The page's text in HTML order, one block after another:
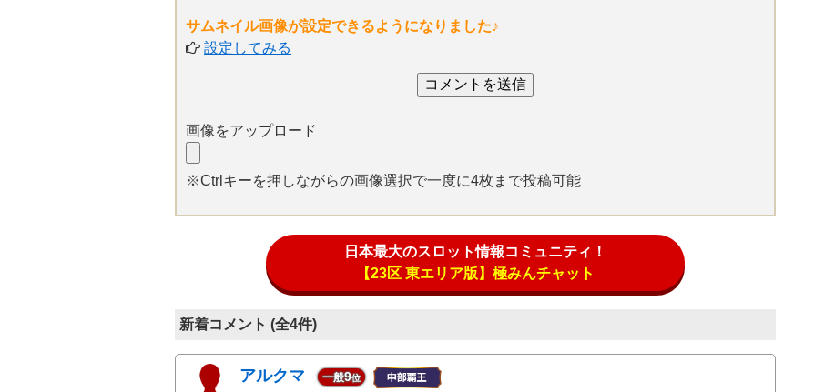
サムネイル画像が設定できるようになりました♪
設定してみる
画像をアップロード
※Ctrlキーを押しながらの画像選択で一度に4枚まで投稿可能
日本最大のスロット情報コミュニティ！
【23区 東エリア版】極みんチャット
新着コメント (全4件)
アルクマ 一般9位